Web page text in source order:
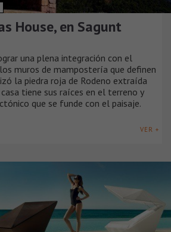
House, en Sagunt
una plena integración con el
muros de mampostería que definen
la piedra roja de Rodeno extraída
tiene sus raíces en el terreno y
que se funde con el paisaje.
VER +